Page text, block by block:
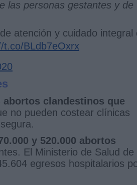
las personas gestantes y de
atención y cuidado integral
t.co/BLdb7eOxrx
abortos clandestinos que
no pueden costear clínicas
y 520.000 abortos
El Ministerio de Salud de
egresos hospitalarios